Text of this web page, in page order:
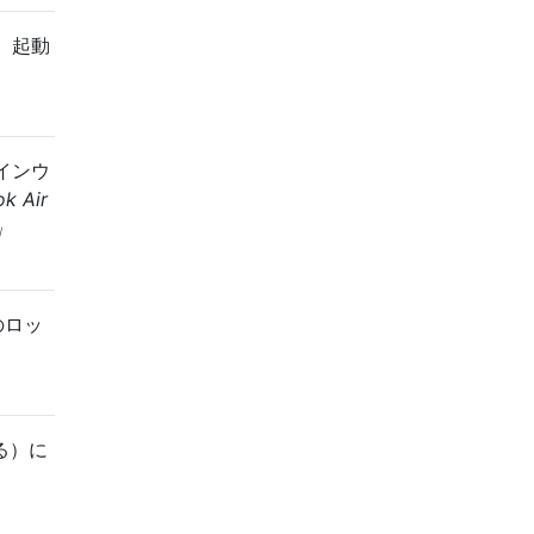
起動
ンウ
Air
ッ
）に